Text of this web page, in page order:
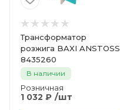
Трансформатор
розжига BAXI ANSTOSS
8435260
В наличии
Розничная
1 032 ₽ /шт